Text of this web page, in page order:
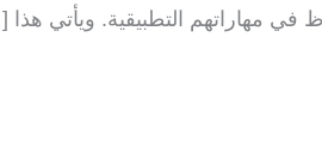
في مهاراتهم التطبيقية. ويأتي